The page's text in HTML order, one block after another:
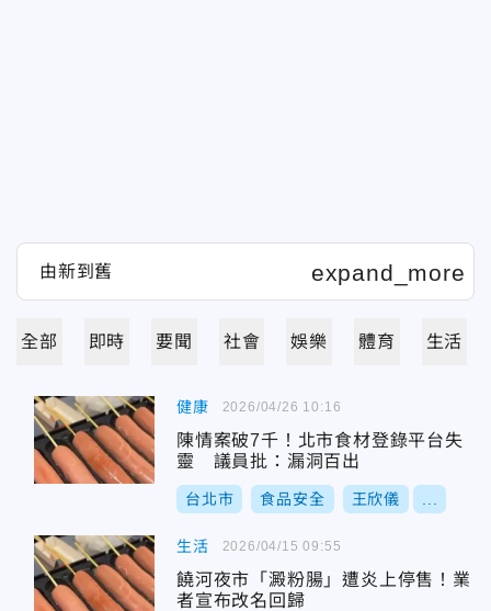
全部 即時 要聞 社會 娛樂 體育 生活
健康
陳情案破7千！北市食材登錄平台失
靈 議員批：漏洞百出
台北市 食品安全 王欣儀
2026/04/26 10:16
生活
饒河夜市「澱粉腸」遭炎上停售！業
者宣布改名回歸
2026/04/15 09:55